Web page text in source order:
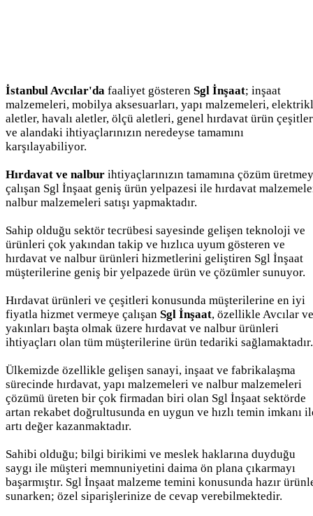
İstanbul Avcılar'da faaliyet gösteren Sgl İnşaat; inşaat
malzemeleri, mobilya aksesuarları, yapı malzemeleri,
aletler, havalı aletler, ölçü aletleri, genel hırdavat ürün
ve alandaki ihtiyaçlarınızın neredeyse tamamını
karşılayabiliyor.
Hırdavat ve nalbur ihtiyaçlarınızın tamamına çözüm
çalışan Sgl İnşaat geniş ürün yelpazesi ile hırdavat
nalbur malzemeleri satışı yapmaktadır.
Sahip olduğu sektör tecrübesi sayesinde gelişen teknoloji ve
ürünleri çok yakından takip ve hızlıca uyum gösteren ve
hırdavat ve nalbur ürünleri hizmetlerini geliştiren Sgl İnşaat
müşterilerine geniş bir yelpazede ürün ve çözümler sunuyor.
Hırdavat ürünleri ve çeşitleri konusunda müşterilerine en iyi
fiyatla hizmet vermeye çalışan Sgl İnşaat, özellikle Avcılar ve
yakınları başta olmak üzere hırdavat ve nalbur ürünleri
ihtiyaçları olan tüm müşterilerine ürün tedariki sağlamaktadır.
Ülkemizde özellikle gelişen sanayi, inşaat ve fabrikalaşma
sürecinde hırdavat, yapı malzemeleri ve nalbur malzemeleri
çözümü üreten bir çok firmadan biri olan Sgl İnşaat sektörde
artan rekabet doğrultusunda en uygun ve hızlı temin imkanı
artı değer kazanmaktadır.
Sahibi olduğu; bilgi birikimi ve meslek haklarına duyduğu
saygı ile müşteri memnuniyetini daima ön plana çıkarmayı
başarmıştır. Sgl İnşaat malzeme temini konusunda hazır
sunarken; özel siparişlerinize de cevap verebilmektedir.